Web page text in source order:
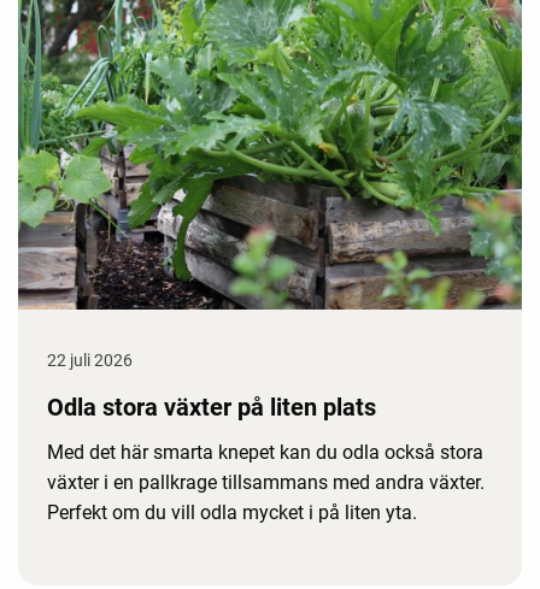
22 juli 2026
Odla stora växter på liten plats
Med det här smarta knepet kan du odla också stora
växter i en pallkrage tillsammans med andra växter.
Perfekt om du vill odla mycket i på liten yta.